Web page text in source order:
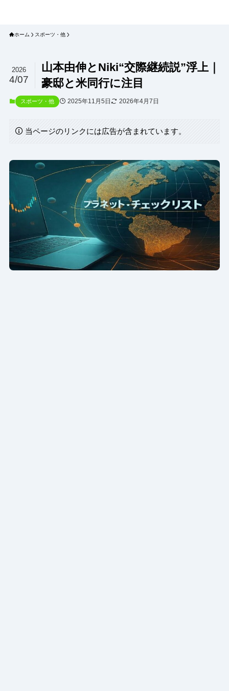
ホーム スポーツ・他
山本由伸とNiki“交際継続説”浮上｜
豪邸と米同行に注目
2026
4/07
スポーツ・他 2025年11月5日 2026年4月7日
当ページのリンクには広告が含まれています。